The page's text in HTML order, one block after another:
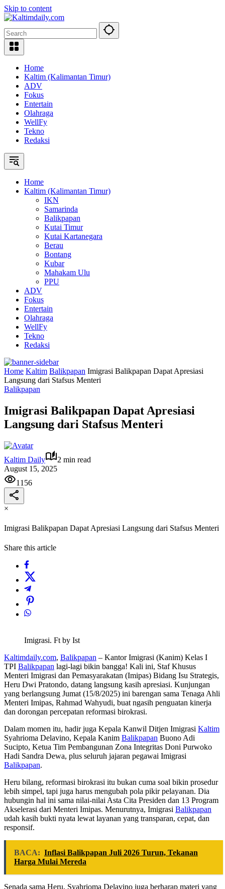
Skip to content
Home
Kaltim (Kalimantan Timur)
ADV
Fokus
Entertain
Olahraga
WellFy
Tekno
Redaksi
Home
Kaltim (Kalimantan Timur)
IKN
Samarinda
Balikpapan
Kutai Timur
Kutai Kartanegara
Berau
Bontang
Kubar
Mahakam Ulu
PPU
ADV
Fokus
Entertain
Olahraga
WellFy
Tekno
Redaksi
Home Kaltim Balikpapan Imigrasi Balikpapan Dapat Apresiasi
Langsung dari Stafsus Menteri
Balikpapan
Imigrasi Balikpapan Dapat Apresiasi
Langsung dari Stafsus Menteri
Kaltim Daily
2 min read
August 15, 2025
1156
×
Imigrasi Balikpapan Dapat Apresiasi Langsung dari Stafsus Menteri
Share this article
Imigrasi. Ft by Ist
Kaltimdaily.com, Balikpapan – Kantor Imigrasi (Kanim) Kelas I
TPI Balikpapan lagi-lagi bikin bangga! Kali ini, Staf Khusus
Menteri Imigrasi dan Pemasyarakatan (Imipas) Bidang Isu Strategis,
Heru Dwi Pratondo, datang langsung kasih apresiasi. Kunjungan
yang berlangsung Jumat (15/8/2025) ini barengan sama Tenaga Ahli
Menteri Imipas, Rahmad Wahyudi, buat ngasih penguatan kinerja
dan dorongan percepatan reformasi birokrasi.
Dalam momen itu, hadir juga Kepala Kanwil Ditjen Imigrasi Kaltim
Syahrioma Delavino, Kepala Kanim Balikpapan Buono Adi
Sucipto, Ketua Tim Pembangunan Zona Integritas Doni Purwoko
Hadi Sandra Dewa, plus seluruh jajaran pegawai Imigrasi
Balikpapan.
Heru bilang, reformasi birokrasi itu bukan cuma soal bikin prosedur
lebih simpel, tapi juga harus mengubah pola pikir pelayanan. Dia
hubungin hal ini sama nilai-nilai Asta Cita Presiden dan 13 Program
Akselerasi dari Menteri Imipas. Menurutnya, Imigrasi Balikpapan
udah kasih bukti nyata lewat layanan yang transparan, cepat, dan
responsif.
BACA: Inflasi Balikpapan Juli 2026 Turun, Tekanan
Harga Mulai Mereda
Senada sama Heru, Syahrioma Delavino juga berharap materi yang